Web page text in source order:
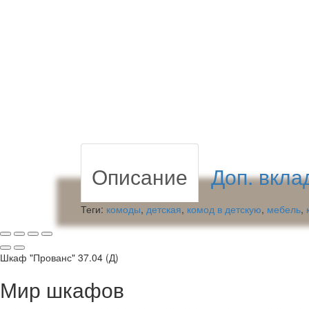
Описание Доп.
Теги: комоды, детская, комод в детскую, мебель,
Шкаф "Прованс" 37.04 (Д)
Мир шкафов